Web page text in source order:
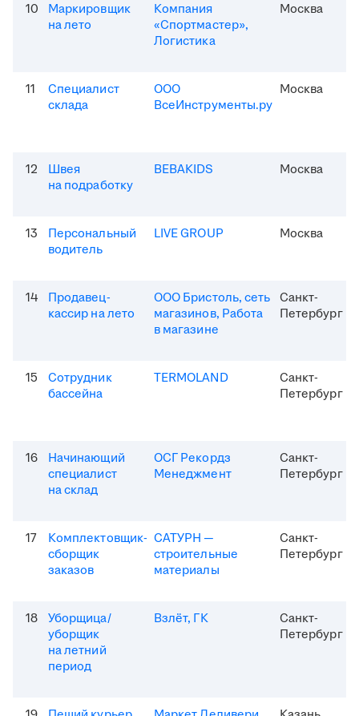
10
Маркировщик
на лето
Компания
«Спортмастер»,
Логистика
Москва
11
Специалист
склада
ООО
ВсеИнструменты.ру
Москва
12
Швея
на подработку
BEBAKIDS Москва
13
Персональный
водитель
LIVE GROUP Москва
14
Продавец-
кассир на лето
ООО Бристоль, сеть
магазинов, Работа
в магазине
Санкт-
Петербург
15
Сотрудник
бассейна
TERMOLAND
Санкт-
Петербург
16
Начинающий
специалист
на склад
ОСГ Рекордз
Менеджмент
Санкт-
Петербург
17
Комплектовщик-
сборщик
заказов
САТУРН —
строительные
материалы
Санкт-
Петербург
18
Уборщица/
уборщик
на летний
период
Взлёт, ГК
Санкт-
Петербург